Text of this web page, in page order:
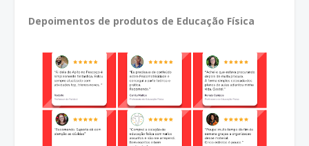
Depoimentos de produtos de Educação Física